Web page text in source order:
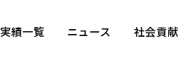
実績一覧 ニュース 社会貢献